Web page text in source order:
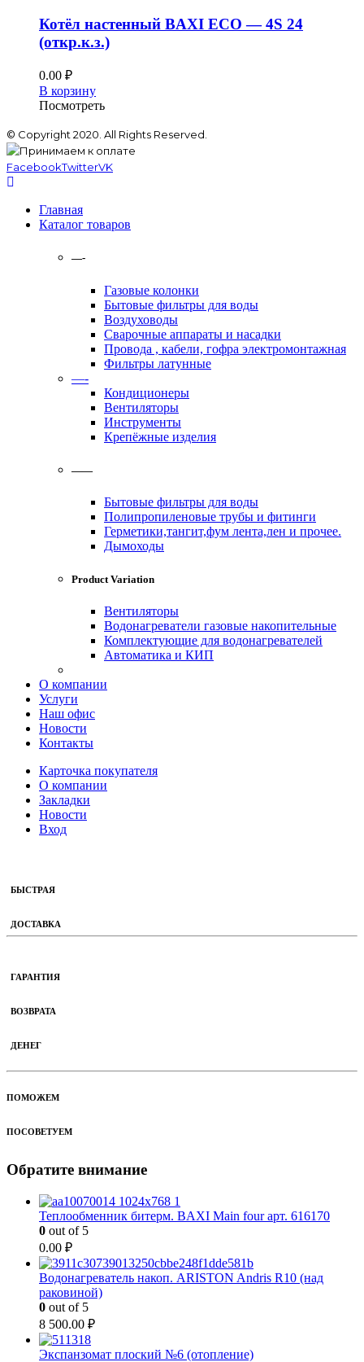
Котёл настенный BAXI ECO — 4S 24
(откр.к.з.)
0.00 ₽
В корзину
Посмотреть
© Copyright 2020. All Rights Reserved.
FacebookTwitterVK
Главная
Каталог товаров
—-
Газовые колонки
Бытовые фильтры для воды
Воздуховоды
Сварочные аппараты и насадки
Провода , кабели, гофра электромонтажная
Фильтры латунные
—-
Кондиционеры
Вентиляторы
Инструменты
Крепёжные изделия
——
Бытовые фильтры для воды
Полипропиленовые трубы и фитинги
Герметики,тангит,фум лента,лен и прочее.
Дымоходы
Product Variation
Вентиляторы
Водонагреватели газовые накопительные
Комплектующие для водонагревателей
Автоматика и КИП
О компании
Услуги
Наш офис
Новости
Контакты
Карточка покупателя
О компании
Закладки
Новости
Вход
БЫСТРАЯ
ДОСТАВКА
ГАРАНТИЯ
ВОЗВРАТА
ДЕНЕГ
ПОМОЖЕМ
ПОСОВЕТУЕМ
Обратите внимание
Теплообменник битерм. BAXI Main four арт. 616170
0 out of 5
0.00 ₽
Водонагреватель накоп. ARISTON Andris R10 (над
раковиной)
0 out of 5
8 500.00 ₽
Экспанзомат плоский №6 (отопление)